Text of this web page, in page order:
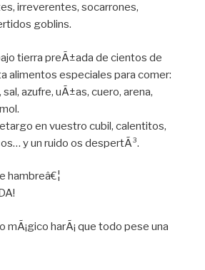
irreverentes, socarrones,
goblins.
tierra preÃ±ada de cientos de
alimentos especiales para comer:
azufre, uÃ±as, cuero, arena,
en vuestro cubil, calentitos,
y un ruido os despertÃ³.
hambreâ€¦
harÃ¡ que todo pese una